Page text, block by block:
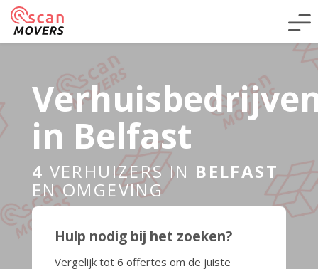
in Belfast
4 VERHUIZERS IN BELFAST
EN OMGEVING
Hulp nodig bij het zoeken?
Vergelijk tot 6 offertes om de juiste